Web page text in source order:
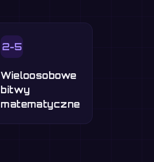
2-5
Wieloosobowe
bitwy
matematyczne